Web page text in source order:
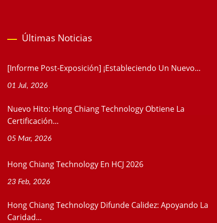
Últimas Noticias
[Informe Post-Exposición] ¡Estableciendo Un Nuevo...
01 Jul, 2026
Nuevo Hito: Hong Chiang Technology Obtiene La
Certificación...
05 Mar, 2026
Hong Chiang Technology En HCJ 2026
23 Feb, 2026
Hong Chiang Technology Difunde Calidez: Apoyando La
Caridad...